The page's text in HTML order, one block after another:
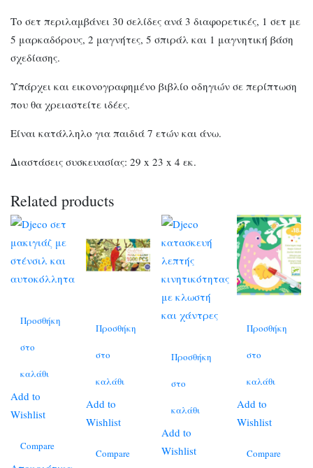
Το σετ περιλαμβάνει 30 σελίδες ανά 3 διαφορετικές, 1 σετ με
5 μαρκαδόρους, 2 μαγνήτες, 5 σπιράλ και 1 μαγνητική βάση
σχεδίασης.
Υπάρχει και εικονογραφημένο βιβλίο οδηγιών σε περίπτωση
που θα χρειαστείτε ιδέες.
Είναι κατάλληλο για παιδιά 7 ετών και άνω.
Διαστάσεις συσκευασίας: 29 x 23 x 4 εκ.
Related products
Προσθήκη
στο
καλάθι
Add to
Wishlist
Compare
Προσθήκη
στο
καλάθι
Add to
Wishlist
Compare
Προσθήκη
στο
καλάθι
Add to
Wishlist
Προσθήκη
στο
καλάθι
Add to
Wishlist
Compare